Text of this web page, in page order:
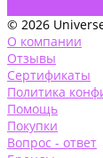
© 2026
О компании
Отзывы
Сертификаты
Политика
Помощь
Покупки
Вопрос - ответ